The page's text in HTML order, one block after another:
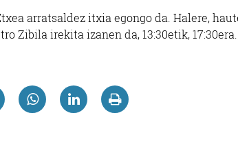
arratsaldez itxia egongo da. Halere,
Zibila irekita izanen da, 13:30etik, 17:30era.